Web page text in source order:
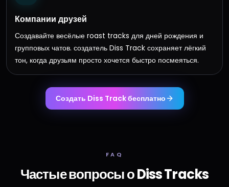
Компании друзей
Создавайте весёлые roast tracks для дней рождения и
групповых чатов. создатель Diss Track сохраняет лёгкий
тон, когда друзьям просто хочется быстро посмеяться.
Создать Diss Track бесплатно
FAQ
Частые вопросы о Diss Tracks